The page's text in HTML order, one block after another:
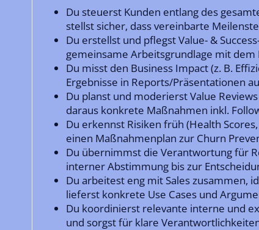
Du steuerst Kunden entlang des
stellst sicher, dass vereinbarte
Du erstellst und pflegst Value- &
gemeinsame Arbeitsgrundlage mit
Du misst den Business Impact (z. B.
Ergebnisse in Reports/Präsentationen
Du planst und moderierst Value
daraus konkrete Maßnahmen inkl.
Du erkennst Risiken früh (Health
einen Maßnahmenplan zur Churn
Du übernimmst die Verantwortung für
interner Abstimmung bis zur
Du arbeitest eng mit Sales zusammen,
lieferst konkrete Use Cases und
Du koordinierst relevante interne und
und sorgst für klare